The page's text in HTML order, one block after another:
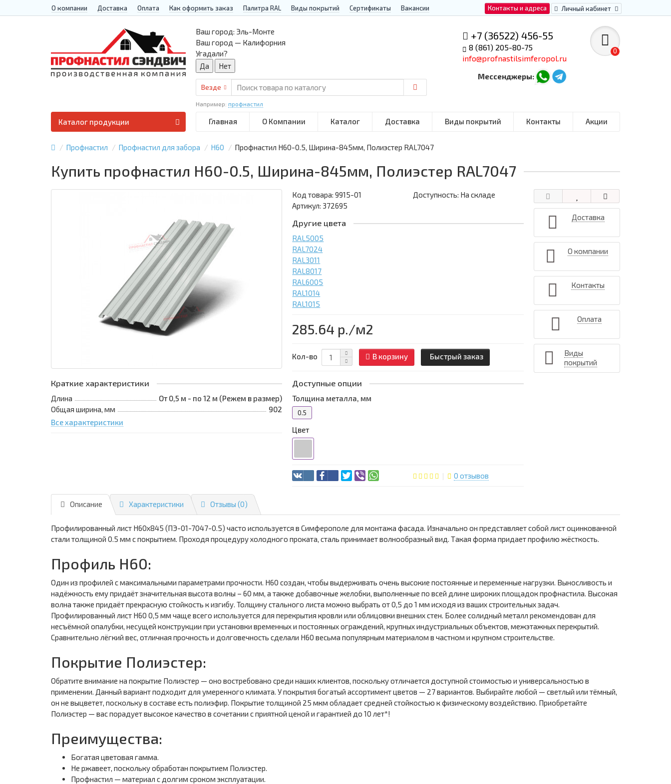
Контакты и адреса Личный кабинет
О компании Доставка Оплата Как оформить заказ Палитра RAL Виды покрытий Сертификаты Вакансии
+7 (36522) 456-55
8 (861) 205-80-75
info@profnastilsimferopol.ru
Мессенджеры:
0
Ваш город: Эль-Монте
Ваш город — Калифорния
Угадали?
Везде
Например: профнастил
Главная О Компании Каталог Доставка Виды покрытий Контакты Акции
Каталог продукции
Профнастил Профнастил для забора Н60 Профнастил Н60-0.5, Ширина-845мм, Полиэстер RAL7047
Купить профнастил Н60-0.5, Ширина-845мм, Полиэстер RAL7047
Краткие характеристики
Длина
От 0,5 м - по 12 м (Режем в размер)
Общая ширина, мм
902
Все характеристики
Код товара:9915-01
Доступность: На складе
Артикул: 372695
Другие цвета
RAL5005
RAL7024
RAL3011
RAL8017
RAL6005
RAL1014
RAL1015
285.64 р./м2
Кол-во В корзину Быстрый заказ
Доступные опции
Толщина металла, мм
0.5
Цвет
0 отзывов
Доставка
О компании
Контакты
Оплата
Виды
покрытий
Описание Характеристики Отзывы (0)
Профилированный лист Н60х845 (ПЭ-01-7047-0.5) часто используется в Симферополе для монтажа фасада. Изначально он представляет собой лист оцинкованной
стали толщиной 0.5 мм с покрытием. Проходя процедуру холодного проката, сталь принимает волнообразный вид. Такая форма придает профилю жёсткость.
Профиль Н60:
Один из профилей с максимальными параметрами прочности. Н60 создан, чтобы выдерживать очень высокие постоянные и переменные нагрузки. Выносливость и
надёжность ему придаёт значительная высота волны – 60 мм, а также добавочные желобки, выполненные по всей длине широких площадок профнастила. Высокая
волна также придаёт прекрасную стойкость к изгибу. Толщину стального листа можно выбрать от 0,5 до 1 мм исходя из ваших строительных задач.
Профилированный лист Н60 0,5 мм чаще всего используется для перекрытия кровли или облицовки внешних стен. Более солидный металл рекомендован для
несъёмной опалубки, несущей конструкции при установки временных и постоянных ограждений, крупных индустриальных объектов, межэтажных перекрытий.
Сравнительно лёгкий вес, отличная прочность и долговечность сделали Н60 весьма популярным материалом в частном и крупном строительстве.
Покрытие Полиэстер:
Обратите внимание на покрытие Полиэстер — оно востребовано среди наших клиентов, поскольку отличается доступной стоимостью и универсальностью в
применении. Данный вариант подходит для умеренного климата. У покрытия богатый ассортимент цветов — 27 вариантов. Выбирайте любой — светлый или тёмный,
он не выцветет, поскольку в составе есть полиэфир. Покрытие толщиной 25 мкм обладает средней стойкостью к физическому воздействию. Приобретайте
Полиэстер — вас порадует высокое качество в сочетании с приятной ценой и гарантией до 10 лет*!
Преимущества:
Богатая цветовая гамма.
Не ржавеет, поскольку обработан покрытием Полиэстер.
Профнастил — материал с долгим сроком эксплуатации.